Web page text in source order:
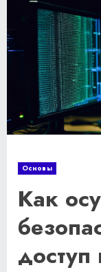
Основы
Как
доступ